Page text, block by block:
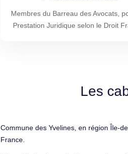
Membres du Barreau des Avocats,
Prestation Juridique selon le Droit
Les
Commune des Yvelines, en région Île-
France.